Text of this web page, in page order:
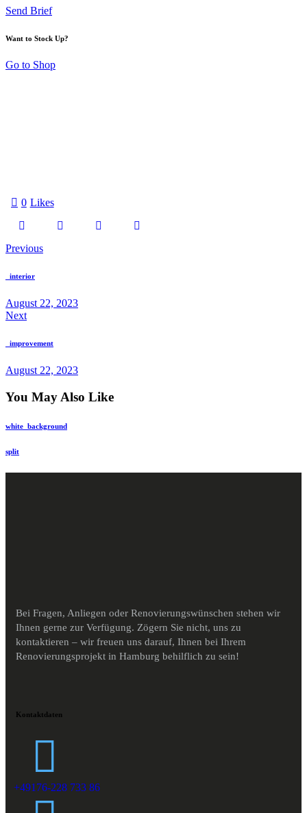
Send Brief
Want to Stock Up?
Go to Shop
0 Likes
Previous
_interior
August 22, 2023
Next
_improvement
August 22, 2023
You May Also Like
white_background
split
Bei Fragen, Anliegen oder Renovierungswünschen stehen wir
Ihnen gerne zur Verfügung. Zögern Sie nicht, uns zu
kontaktieren – wir freuen uns darauf, Ihnen bei Ihrem
Renovierungsprojekt in Hamburg behilflich zu sein!
Kontaktdaten
+49176-228 733 86